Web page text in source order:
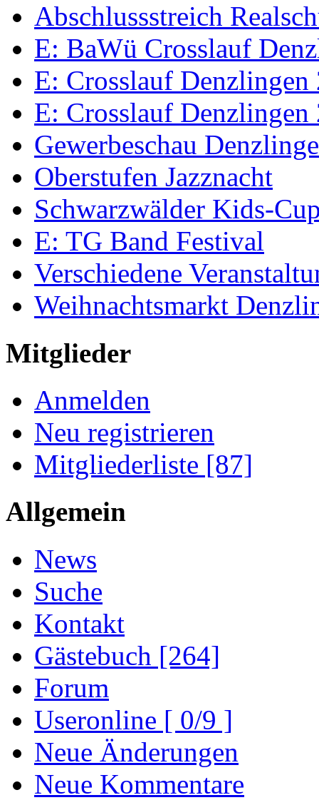
Abschlussstreich
E: BaWü Crosslauf
E: Crosslauf Denzlingen
E: Crosslauf Denzlingen
Gewerbeschau
Oberstufen Jazznacht
Schwarzwälder Kids-
E: TG Band Festival
Verschiedene
Weihnachtsmarkt
Mitglieder
Anmelden
Neu registrieren
Mitgliederliste [87]
Allgemein
News
Suche
Kontakt
Gästebuch [264]
Forum
Useronline [ 0/9 ]
Neue Änderungen
Neue Kommentare